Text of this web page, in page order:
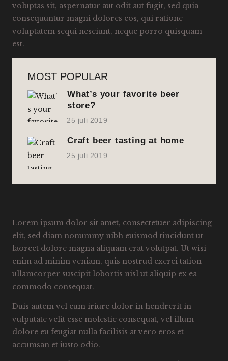
voluptas sit, aspernatur aut odit aut fugit, sed quia
consequuntur magni dolores eos, qui ratione
voluptatem sequi nesciunt, neque porro quisquam
est.
MOST POPULAR
What’s your favorite beer
store?
25 juli 2019
Craft beer tasting at home
25 juli 2019
Lorem ipsum dolor sit amet, consectetuer adipiscing
elit, sed diam nonummy nibh euismod tincidunt ut
laoreet dolore magna aliquam erat volutpat. Ut wisi
enim ad minim veniam, quis nostrud exerci tation
ullamcorper suscipit lobortis nisl ut aliquip ex ea
commodo consequat.
Duis autem vel eum iriure dolor in hendrerit in
vulputate velit esse molestie consequat, vel illum
dolore eu feugiat nulla facilisis at vero eros et
accumsan et iusto odio.